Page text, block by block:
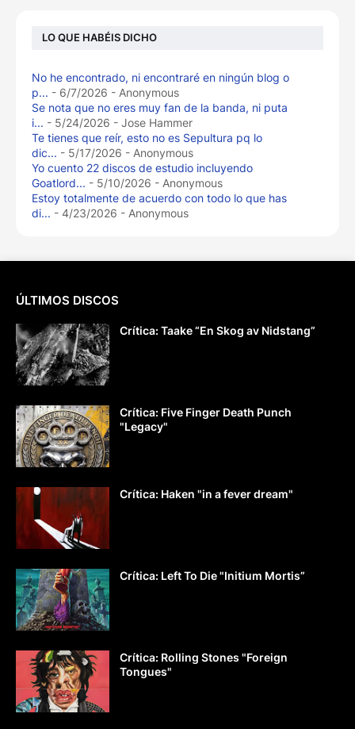
LO QUE HABÉIS DICHO
No he encontrado, ni encontraré en ningún blog o
p... - 6/7/2026 - Anonymous
Se nota que no eres muy fan de la banda, ni puta
i... - 5/24/2026 - Jose Hammer
Te tienes que reír, esto no es Sepultura pq lo
dic... - 5/17/2026 - Anonymous
Yo cuento 22 discos de estudio incluyendo
Goatlord... - 5/10/2026 - Anonymous
Estoy totalmente de acuerdo con todo lo que has
di... - 4/23/2026 - Anonymous
ÚLTIMOS DISCOS
Crítica: Taake “En Skog av Nidstang”
Crítica: Five Finger Death Punch
"Legacy"
Crítica: Haken "in a fever dream"
Crítica: Left To Die "Initium Mortis”
Crítica: Rolling Stones "Foreign
Tongues"